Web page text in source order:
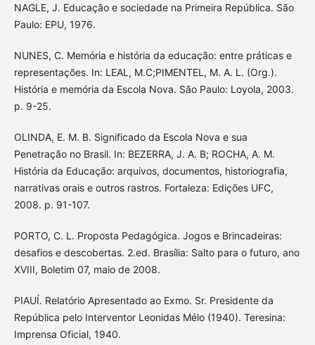
NAGLE, J. Educação e sociedade na Primeira República. São
Paulo: EPU, 1976.
NUNES, C. Memória e história da educação: entre práticas e
representações. In: LEAL, M.C;PIMENTEL, M. A. L. (Org.).
História e memória da Escola Nova. São Paulo: Loyola, 2003.
p. 9-25.
OLINDA, E. M. B. Significado da Escola Nova e sua
Penetração no Brasil. In: BEZERRA, J. A. B; ROCHA, A. M.
História da Educação: arquivos, documentos, historiografia,
narrativas orais e outros rastros. Fortaleza: Edições UFC,
2008. p. 91-107.
PORTO, C. L. Proposta Pedagógica. Jogos e Brincadeiras:
desafios e descobertas. 2.ed. Brasília: Salto para o futuro, ano
XVIII, Boletim 07, maio de 2008.
PIAUÍ. Relatório Apresentado ao Exmo. Sr. Presidente da
República pelo Interventor Leonidas Mélo (1940). Teresina:
Imprensa Oficial, 1940.